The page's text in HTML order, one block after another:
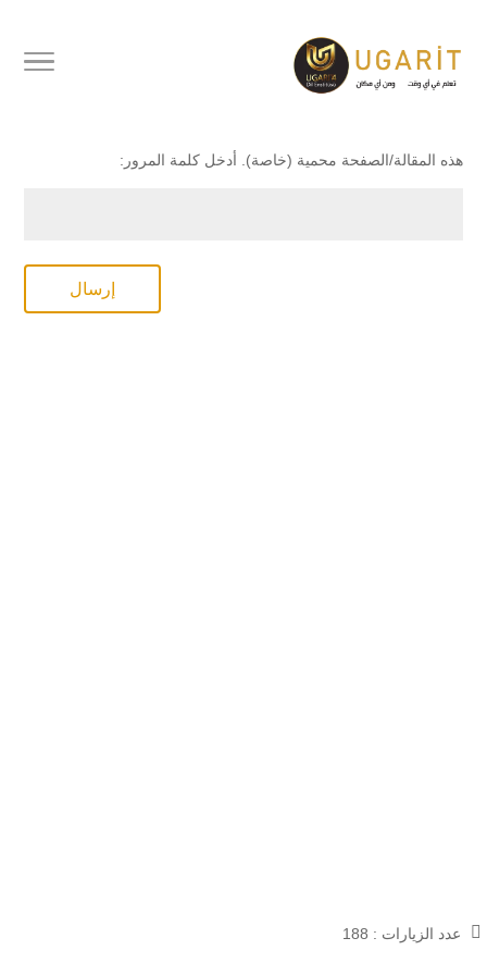
محمي بكلمة مرور
هذه المقالة/الصفحة محمية (خاصة). أدخل كلمة المرور:
إرسال
عدد الزيارات : 188